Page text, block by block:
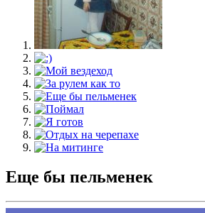
Еще бы пельменек